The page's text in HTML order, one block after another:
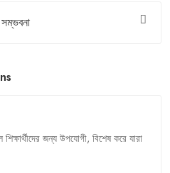
শিক্ষার্থীদের জন্য উপযোগী, বিশেষ করে যারা